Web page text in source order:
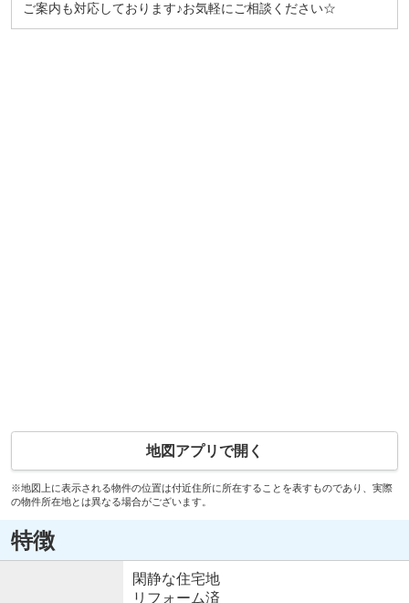
ご案内も対応しております♪お気軽にご相談ください☆
地図アプリで開く
※地図上に表示される物件の位置は付近住所に所在することを表すものであり、実際
の物件所在地とは異なる場合がございます。
特徴
閑静な住宅地
リフォーム済